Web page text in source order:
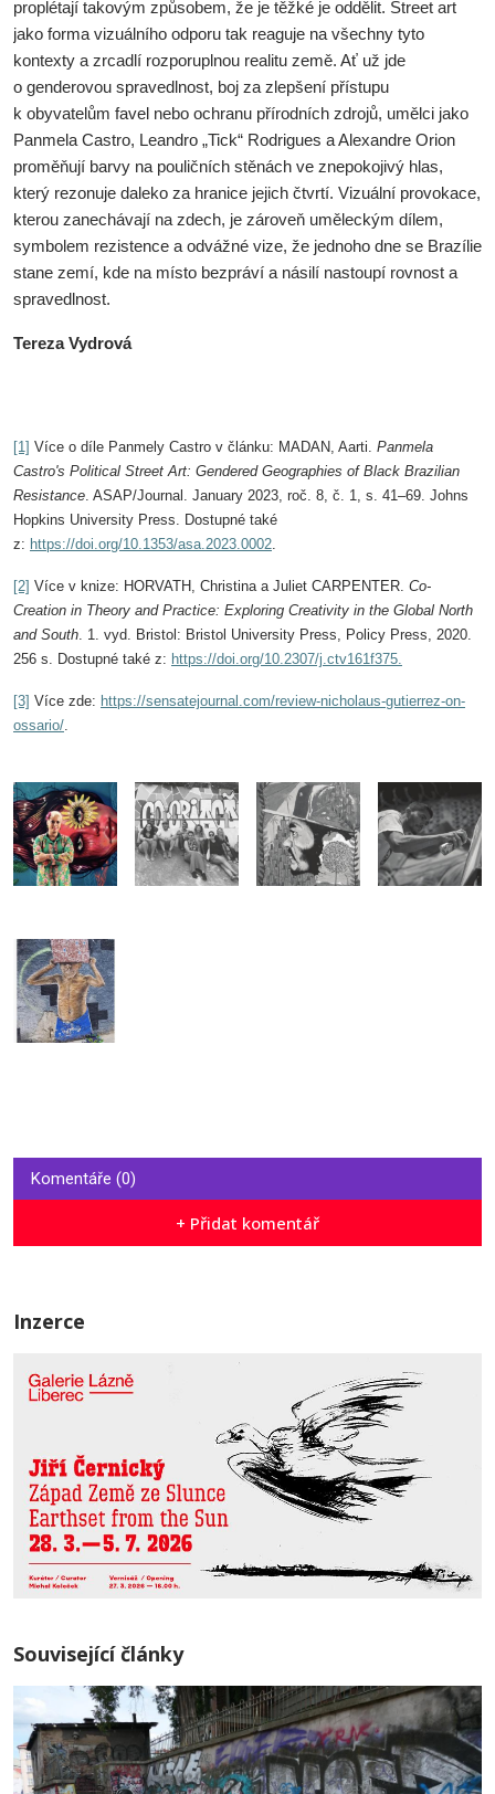
proplétají takovým způsobem, že je těžké je oddělit. Street art
jako forma vizuálního odporu tak reaguje na všechny tyto
kontexty a zrcadlí rozporuplnou realitu země. Ať už jde
o genderovou spravedlnost, boj za zlepšení přístupu
k obyvatelům favel nebo ochranu přírodních zdrojů, umělci jako
Panmela Castro, Leandro „Tick“ Rodrigues a Alexandre Orion
proměňují barvy na pouličních stěnách ve znepokojivý hlas,
který rezonuje daleko za hranice jejich čtvrtí. Vizuální provokace,
kterou zanechávají na zdech, je zároveň uměleckým dílem,
symbolem rezistence a odvážné vize, že jednoho dne se Brazílie
stane zemí, kde na místo bezpráví a násilí nastoupí rovnost a
spravedlnost.
Tereza Vydrová
[1] Více o díle Panmely Castro v článku: MADAN, Aarti. Panmela
Castro's Political Street Art: Gendered Geographies of Black Brazilian
Resistance. ASAP/Journal. January 2023, roč. 8, č. 1, s. 41–69. Johns
Hopkins University Press. Dostupné také
z: https://doi.org/10.1353/asa.2023.0002.
[2] Více v knize: HORVATH, Christina a Juliet CARPENTER. Co-
Creation in Theory and Practice: Exploring Creativity in the Global North
and South. 1. vyd. Bristol: Bristol University Press, Policy Press, 2020.
256 s. Dostupné také z: https://doi.org/10.2307/j.ctv161f375.
[3] Více zde: https://sensatejournal.com/review-nicholaus-gutierrez-on-
ossario/.
Komentáře (0)
+ Přidat komentář
Inzerce
Související články